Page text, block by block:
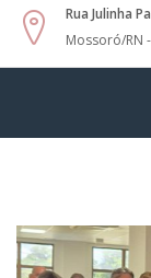
Rua Julinha
Mossoró/RN